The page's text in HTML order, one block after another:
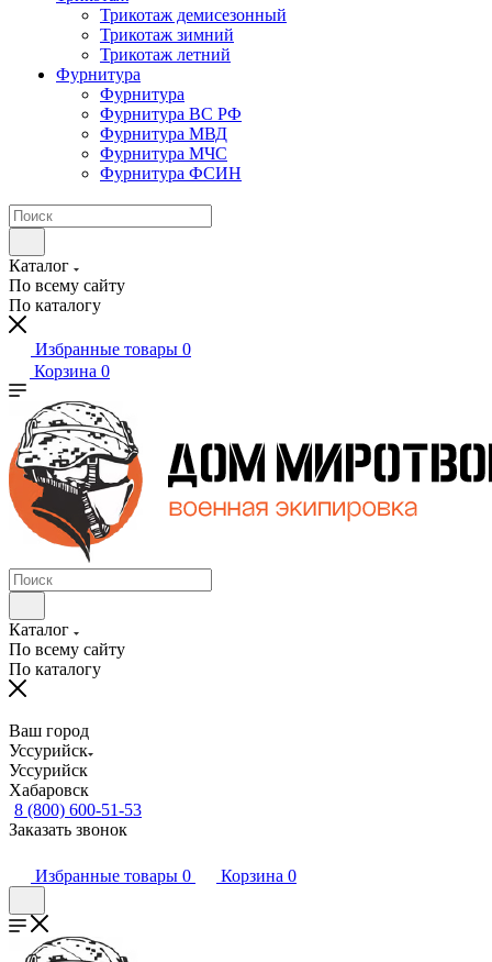
Трикотаж демисезонный
Трикотаж зимний
Трикотаж летний
Фурнитура
Фурнитура
Фурнитура ВС РФ
Фурнитура МВД
Фурнитура МЧС
Фурнитура ФСИН
Каталог
По всему сайту
По каталогу
Избранные товары 0
Корзина 0
Каталог
По всему сайту
По каталогу
Ваш город
Уссурийск
Уссурийск
Хабаровск
8 (800) 600-51-53
Заказать звонок
Избранные товары 0 Корзина 0